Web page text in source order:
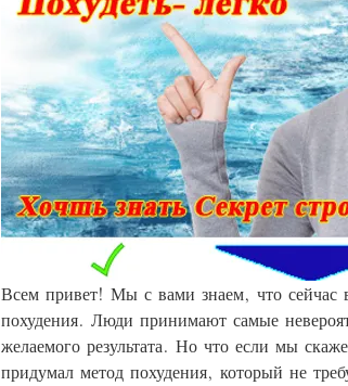
Всем привет! Мы с вами знаем, что сейчас
похудения. Люди принимают самые
желаемого результата. Но что если мы
придумал метод похудения, который не